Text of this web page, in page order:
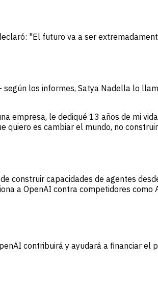
"El futuro va a ser
los informes, Satya Nadella lo
empresa, le dediqué 13 años de mi
quiero es cambiar el mundo, no
construir capacidades de agentes
a OpenAI contra competidores como
contribuirá y ayudará a financiar el